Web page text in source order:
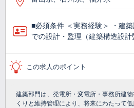
■必須条件 ＜実務経験＞ ・建
での設計・監理（建築構造設
この求人のポイント
建築部門は、発電所・変電所・事務所建
くりと維持管理により、将来にわたって